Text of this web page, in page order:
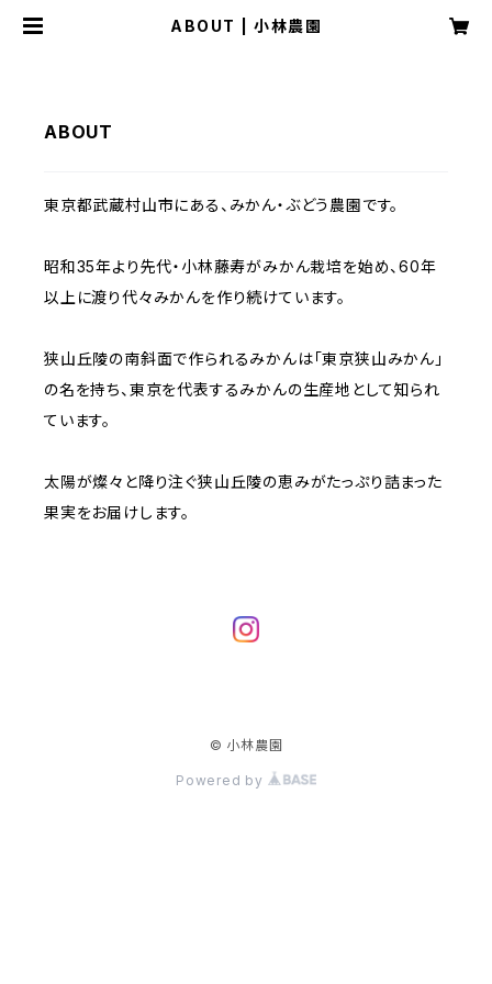
ABOUT | 小林農園
ABOUT
東京都武蔵村山市にある、みかん・ぶどう農園です。
昭和35年より先代・小林藤寿がみかん栽培を始め、60年
以上に渡り代々みかんを作り続けています。
狭山丘陵の南斜面で作られるみかんは「東京狭山みかん」
の名を持ち、東京を代表するみかんの生産地として知られ
ています。
太陽が燦々と降り注ぐ狭山丘陵の恵みがたっぷり詰まった
果実をお届けします。
© 小林農園
Powered by